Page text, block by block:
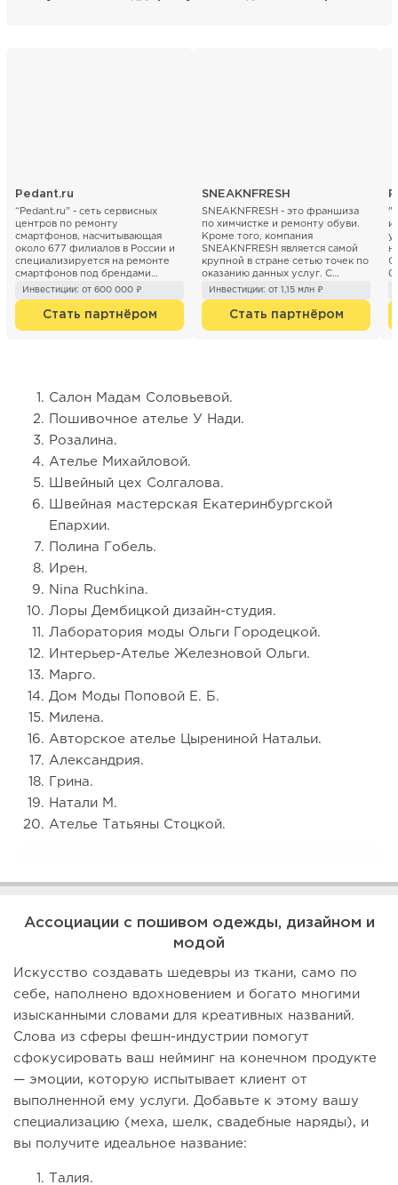
Pedant.ru
“Pedant.ru” - сеть сервисных
центров по ремонту
смартфонов, насчитывающая
около 677 филиалов в России и
специализируется на ремонте
смартфонов под брендами
Apple, Huawei, Honor, Xiaomi,
Me...
Инвестиции: от 600 000 ₽
Стать партнёром
SNEAKNFRESH
SNEAKNFRESH - это франшиза
по химчистке и ремонту обуви.
Кроме того, компания
SNEAKNFRESH является самой
крупной в стране сетью точек по
оказанию данных услуг. С
момента запуска франшизы в
сети уже от...
Инвестиции: от 1,15 млн ₽
Стать партнёром
Салон Мадам Соловьевой.
Пошивочное ателье У Нади.
Розалина.
Ателье Михайловой.
Швейный цех Солгалова.
Швейная мастерская Екатеринбургской
Епархии.
Полина Гобель.
Ирен.
Nina Ruchkina.
Лоры Дембицкой дизайн-студия.
Лаборатория моды Ольги Городецкой.
Интерьер-Ателье Железновой Ольги.
Марго.
Дом Моды Поповой Е. Б.
Милена.
Авторское ателье Цырениной Натальи.
Александрия.
Грина.
Натали М.
Ателье Татьяны Стоцкой.
Ассоциации с пошивом одежды, дизайном и
модой
Искусство создавать шедевры из ткани, само по
себе, наполнено вдохновением и богато многими
изысканными словами для креативных названий.
Слова из сферы фешн-индустрии помогут
сфокусировать ваш нейминг на конечном продукте
— эмоции, которую испытывает клиент от
выполненной ему услуги. Добавьте к этому вашу
специализацию (меха, шелк, свадебные наряды), и
вы получите идеальное название:
Талия.